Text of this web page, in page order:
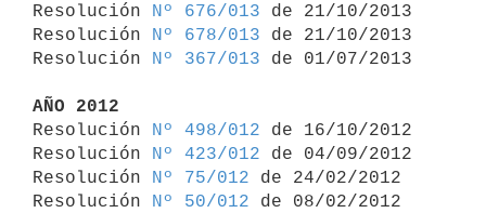
Resolución
Nº 676/013 de 21/10/2013
Resolución
Nº 678/013 de 21/10/2013
Resolución
Nº 367/013 de 01/07/2013
AÑO 2012
Resolución
Nº 498/012 de 16/10/2012
Resolución
Nº 423/012 de 04/09/2012
Resolución
Nº 75/012 de 24/02/2012
Resolución
Nº 50/012 de 08/02/2012